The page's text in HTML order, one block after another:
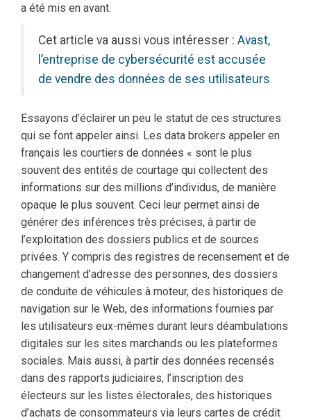
a été mis en avant.
Cet article va aussi vous intéresser : Avast,
l’entreprise de cybersécurité est accusée
de vendre des données de ses utilisateurs
Essayons d’éclairer un peu le statut de ces structures
qui se font appeler ainsi. Les data brokers appeler en
français les courtiers de données « sont le plus
souvent des entités de courtage qui collectent des
informations sur des millions d’individus, de manière
opaque le plus souvent. Ceci leur permet ainsi de
générer des inférences très précises, à partir de
l’exploitation des dossiers publics et de sources
privées. Y compris des registres de recensement et de
changement d’adresse des personnes, des dossiers
de conduite de véhicules à moteur, des historiques de
navigation sur le Web, des informations fournies par
les utilisateurs eux-mêmes durant leurs déambulations
digitales sur les sites marchands ou les plateformes
sociales. Mais aussi, à partir des données recensés
dans des rapports judiciaires, l’inscription des
électeurs sur les listes électorales, des historiques
d’achats de consommateurs via leurs cartes de crédit